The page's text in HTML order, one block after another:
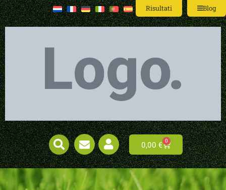
Risultati Blog
0,00 € 0